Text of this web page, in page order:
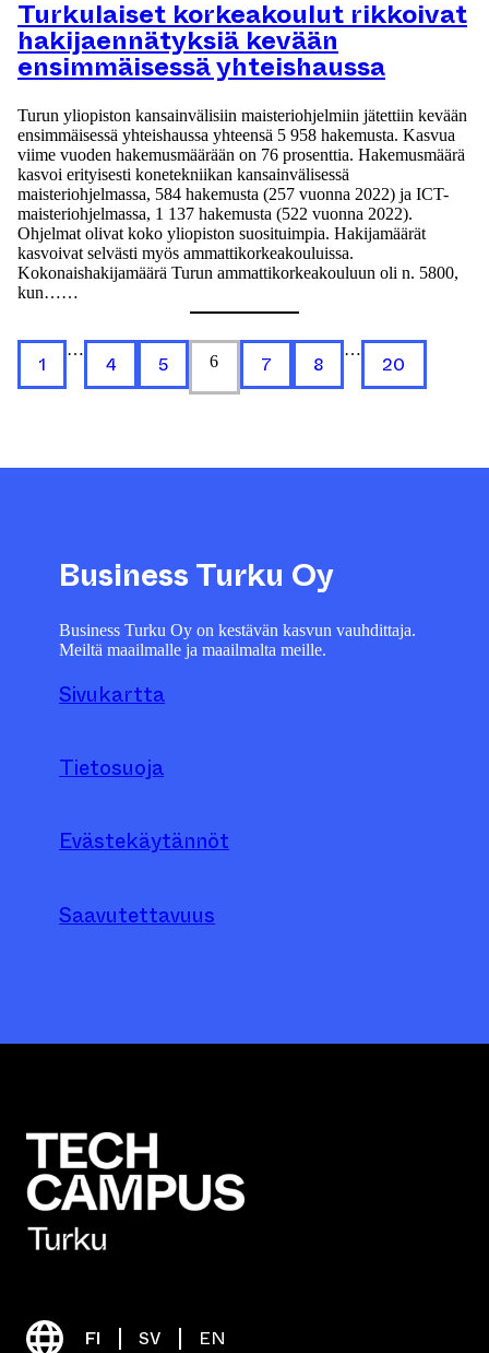
Turkulaiset korkeakoulut rikkoivat
hakijaennätyksiä kevään
ensimmäisessä yhteishaussa
Turun yliopiston kansainvälisiin maisteriohjelmiin jätettiin kevään
ensimmäisessä yhteishaussa yhteensä 5 958 hakemusta. Kasvua
viime vuoden hakemusmäärään on 76 prosenttia. Hakemusmäärä
kasvoi erityisesti konetekniikan kansainvälisessä
maisteriohjelmassa, 584 hakemusta (257 vuonna 2022) ja ICT-
maisteriohjelmassa, 1 137 hakemusta (522 vuonna 2022).
Ohjelmat olivat koko yliopiston suosituimpia. Hakijamäärät
kasvoivat selvästi myös ammattikorkeakouluissa.
Kokonaishakijamäärä Turun ammattikorkeakouluun oli n. 5800,
kun……
1
…
4 5 6 7 8
…
20
Business Turku Oy
Business Turku Oy on kestävän kasvun vauhdittaja.
Meiltä maailmalle ja maailmalta meille.
Sivukartta
Tietosuoja
Evästekäytännöt
Saavutettavuus
FI SV EN